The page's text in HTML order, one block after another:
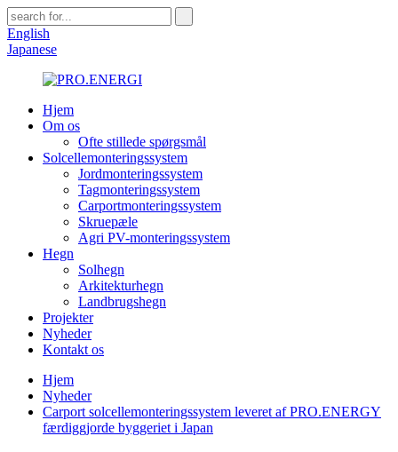
English
Japanese
Hjem
Om os
Ofte stillede spørgsmål
Solcellemonteringssystem
Jordmonteringssystem
Tagmonteringssystem
Carportmonteringssystem
Skruepæle
Agri PV-monteringssystem
Hegn
Solhegn
Arkitekturhegn
Landbrugshegn
Projekter
Nyheder
Kontakt os
Hjem
Nyheder
Carport solcellemonteringssystem leveret af PRO.ENERGY
færdiggjorde byggeriet i Japan